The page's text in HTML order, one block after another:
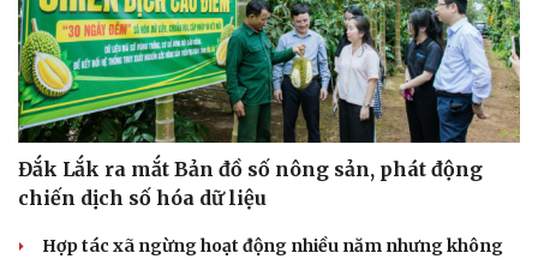
Đắk Lắk ra mắt Bản đồ số nông sản, phát động
chiến dịch số hóa dữ liệu
Hợp tác xã ngừng hoạt động nhiều năm nhưng không